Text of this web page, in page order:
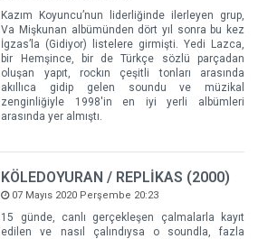
Kazım Koyuncu’nun liderliğinde ilerleyen grup,
Va Mişkunan albümünden dört yıl sonra bu kez
İgzas’la (Gidiyor) listelere girmişti. Yedi Lazca,
bir Hemşince, bir de Türkçe sözlü parçadan
oluşan yapıt, rockın çeşitli tonları arasında
akıllıca gidip gelen soundu ve müzikal
zenginliğiyle 1998'in en iyi yerli albümleri
arasında yer almıştı.
KÖLEDOYURAN / REPLİKAS (2000)
07 Mayıs 2020 Perşembe 20:23
15 günde, canlı gerçekleşen çalmalarla kayıt
edilen ve nasıl çalındıysa o soundla, fazla